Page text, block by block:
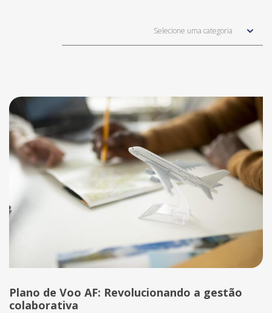
Selecione uma categoria
Plano de Voo AF: Revolucionando a gestão
colaborativa